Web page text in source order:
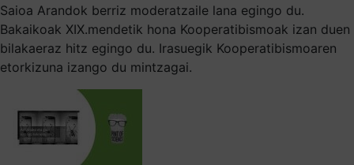
Saioa Arandok berriz moderatzaile lana egingo du.
Bakaikoak XIX.mendetik hona Kooperatibismoak izan duen
bilakaeraz hitz egingo du. Irasuegik Kooperatibismoaren
etorkizuna izango du mintzagai.